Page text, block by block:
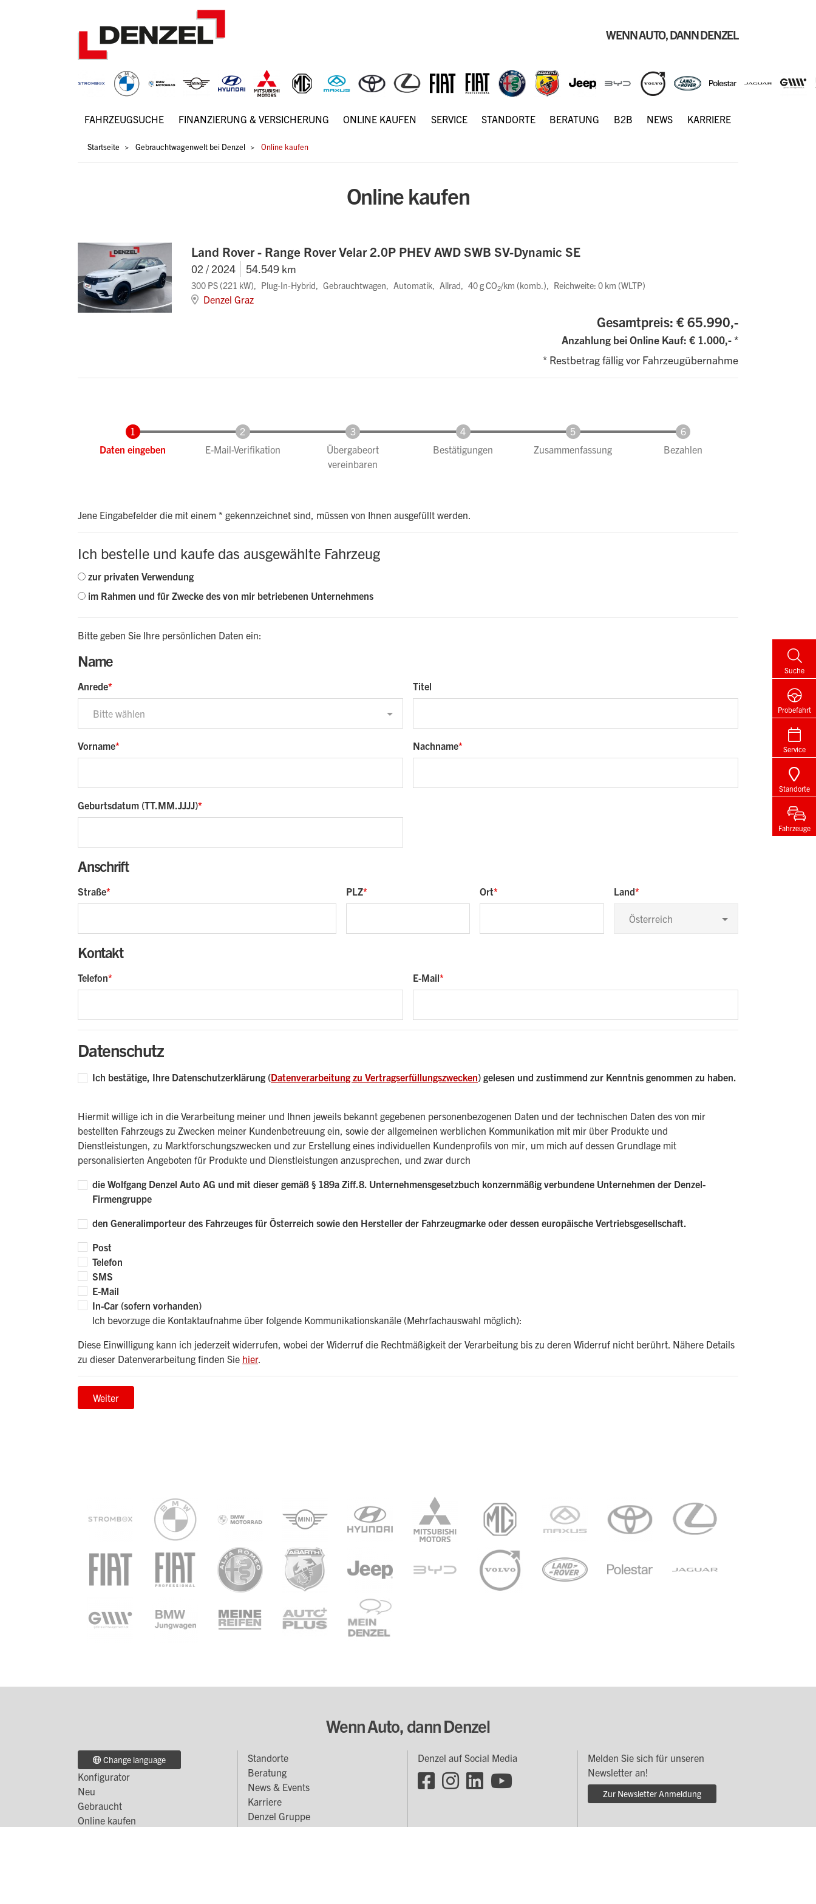
WENN AUTO, DANN DENZEL
Hauptnavigation
FAHRZEUGSUCHE FINANZIERUNG & VERSICHERUNG ONLINE KAUFEN SERVICE STANDORTE BERATUNG B2B NEWS KARRIERE
Pfadnavigation
Startseite Gebrauchtwagenwelt bei Denzel Online kaufen
Online kaufen
Land Rover - Range Rover Velar 2.0P PHEV AWD SWB SV-Dynamic SE
02 / 2024 54.549 km
300 PS (221 kW) Plug-In-Hybrid Gebrauchtwagen Automatik Allrad 40 g CO2/km (komb.) Reichweite: 0 km (WLTP)
Denzel Graz
Gesamtpreis: € 65.990,-
Anzahlung bei Online Kauf: € 1.000,- *
* Restbetrag fällig vor Fahrzeugübernahme
Aktuell
Daten eingeben E-Mail-Verifikation
Übergabeort
vereinbaren
Bestätigungen Zusammenfassung Bezahlen
Jene Eingabefelder die mit einem * gekennzeichnet sind, müssen von Ihnen ausgefüllt werden.
Ich bestelle und kaufe das ausgewählte Fahrzeug
zur privaten Verwendung
im Rahmen und für Zwecke des von mir betriebenen Unternehmens
Bitte geben Sie Ihre persönlichen Daten ein:
Name
Anrede
Bitte wählen
Titel
Vorname Nachname
Geburtsdatum (TT.MM.JJJJ)
Anschrift
Straße PLZ Ort Land
Österreich
Kontakt
Telefon E-Mail
Datenschutz
Ich bestätige, Ihre Datenschutzerklärung (Datenverarbeitung zu Vertragserfüllungszwecken) gelesen und zustimmend zur Kenntnis genommen zu haben.
Hiermit willige ich in die Verarbeitung meiner und Ihnen jeweils bekannt gegebenen personenbezogenen Daten und der technischen Daten des von mir
bestellten Fahrzeugs zu Zwecken meiner Kundenbetreuung ein, sowie der allgemeinen werblichen Kommunikation mit mir über Produkte und
Dienstleistungen, zu Marktforschungszwecken und zur Erstellung eines individuellen Kundenprofils von mir, um mich auf dessen Grundlage mit
personalisierten Angeboten für Produkte und Dienstleistungen anzusprechen, und zwar durch
die Wolfgang Denzel Auto AG und mit dieser gemäß § 189a Ziff.8. Unternehmensgesetzbuch konzernmäßig verbundene Unternehmen der Denzel-
Firmengruppe
den Generalimporteur des Fahrzeuges für Österreich sowie den Hersteller der Fahrzeugmarke oder dessen europäische Vertriebsgesellschaft.
Post
Telefon
SMS
E-Mail
In-Car (sofern vorhanden)
Ich bevorzuge die Kontaktaufnahme über folgende Kommunikationskanäle (Mehrfachauswahl möglich):
Diese Einwilligung kann ich jederzeit widerrufen, wobei der Widerruf die Rechtmäßigkeit der Verarbeitung bis zu deren Widerruf nicht berührt. Nähere Details
zu dieser Datenverarbeitung finden Sie hier.
Wenn Auto, dann Denzel
Change language
Footer
Menü
1
Konfigurator
Neu
Gebraucht
Online kaufen
Footer
Menü
2
Standorte
Beratung
News & Events
Karriere
Denzel Gruppe
Denzel auf Social Media
Footer
Links
Melden Sie sich für unseren
Newsletter an!
Zur Newsletter Anmeldung
Suche
Probefahrt
Service
Standorte
Fahrzeuge